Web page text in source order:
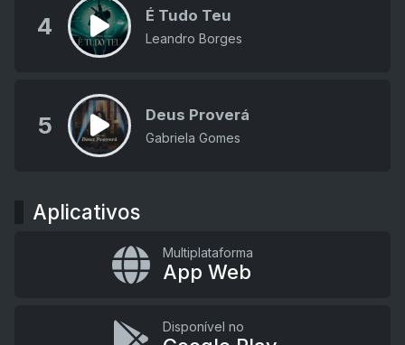
4 É Tudo Teu
Leandro Borges
5 Deus Proverá
Gabriela Gomes
Aplicativos
Multiplataforma
App Web
Disponível no